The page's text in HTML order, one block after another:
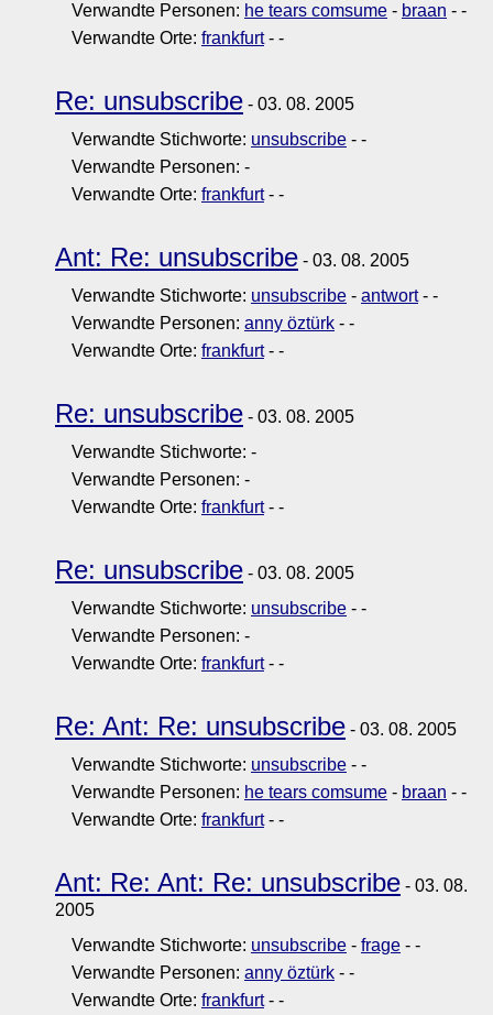
Verwandte Personen: he tears comsume - braan - -
Verwandte Orte: frankfurt- -
Re: unsubscribe - 03. 08. 2005
Verwandte Stichworte: unsubscribe - -
Verwandte Personen: -
Verwandte Orte: frankfurt- -
Ant: Re: unsubscribe - 03. 08. 2005
Verwandte Stichworte: unsubscribe - antwort- -
Verwandte Personen: anny öztürk - -
Verwandte Orte: frankfurt- -
Re: unsubscribe - 03. 08. 2005
Verwandte Stichworte: -
Verwandte Personen: -
Verwandte Orte: frankfurt- -
Re: unsubscribe - 03. 08. 2005
Verwandte Stichworte: unsubscribe - -
Verwandte Personen: -
Verwandte Orte: frankfurt- -
Re: Ant: Re: unsubscribe - 03. 08. 2005
Verwandte Stichworte: unsubscribe - -
Verwandte Personen: he tears comsume - braan - -
Verwandte Orte: frankfurt- -
Ant: Re: Ant: Re: unsubscribe - 03. 08.
2005
Verwandte Stichworte: unsubscribe - frage - -
Verwandte Personen: anny öztürk - -
Verwandte Orte: frankfurt- -